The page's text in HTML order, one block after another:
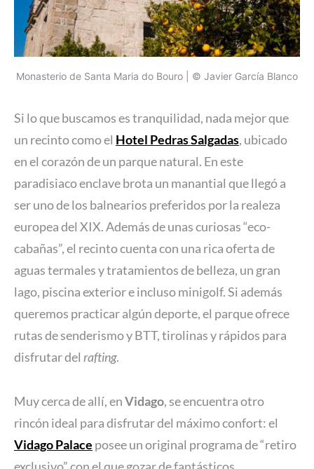
Monasterio de Santa Maria do Bouro | © Javier García Blanco
Si lo que buscamos es tranquilidad, nada mejor que
un recinto como el Hotel Pedras Salgadas, ubicado
en el corazón de un parque natural. En este
paradisiaco enclave brota un manantial que llegó a
ser uno de los balnearios preferidos por la realeza
europea del XIX. Además de unas curiosas “eco-
cabañas”, el recinto cuenta con una rica oferta de
aguas termales y tratamientos de belleza, un gran
lago, piscina exterior e incluso minigolf. Si además
queremos practicar algún deporte, el parque ofrece
rutas de senderismo y BTT, tirolinas y rápidos para
disfrutar del rafting.
Muy cerca de allí, enVidago, se encuentra otro
rincón ideal para disfrutar del máximo confort: el
Vidago Palace posee un original programa de “retiro